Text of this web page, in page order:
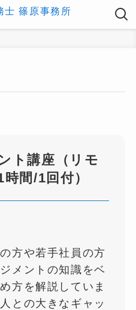
ト講座（リモ
間/1回付）
方や若手社員の方
メントの知識をベ
方を解説していま
との大きなギャッ